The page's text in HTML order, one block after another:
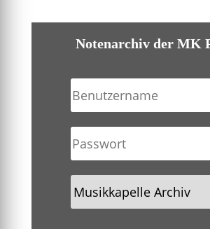
Notenarchiv der MK